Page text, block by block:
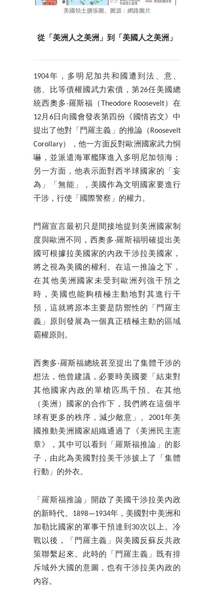
美國領土擴張圖。圖源：網路圖片
從「美洲人之美洲」到「美國人之美洲」
1904年，多明尼加共和國遭到法、意、
德、比等債權國武力索債，第26任美國總
統西奧多‧羅斯福（Theodore Roosevelt）在
12月6日向國會發表第四份《國情咨文》中
提出了他對「門羅主義」的推論（Roosevelt
Corollary），他一方面反對歐洲國家武力恫
嚇，並派遣海軍艦隊進入多明尼加領海；
另一方面，他表示面對西半球國家的「妄
為」「無能」，美國作為文明國家要進行
干涉，行使「國際警察」的權力。
門羅宣言最初只是間接地提到美洲國家制
度與歐洲不同，西奧多‧羅斯福明確提出美
國可根據拉美國家的內政干涉拉美國家，
將之視為美國的權利。在這一推論之下，
在其他美洲國家未受到歐洲列強干預之
時，美國也能夠積極主動地對其進行干
預，這就將原本主要是防禦性的「門羅主
義」原則發展為一個真正積極主動的區域
霸權原則。
西奧多‧羅斯福總統甚至提出了集體干涉的
想法，他曾建議，必要時美國要「結束對
其他國家內政的單槍匹馬干預。在其他
（美洲）國家的合作下，我們將在這個半
球有更多的秩序，減少敵意」。2001年美
國推動美洲國家組織通過了《美洲民主憲
章》，其中可以看到「羅斯福推論」的影
子，由此為美國對拉美干涉披上了「集體
行動」的外衣。
「羅斯福推論」開啟了美國干涉拉美內政
的新時代。1898—1934年，美國對中美洲和
加勒比國家的軍事干預達到30次以上。冷
戰以後，「門羅主義」與美國反蘇反共政
策聯繫起來。此時的「門羅主義」既有排
斥域外大國的意圖，也有干涉拉美內政的
內容。